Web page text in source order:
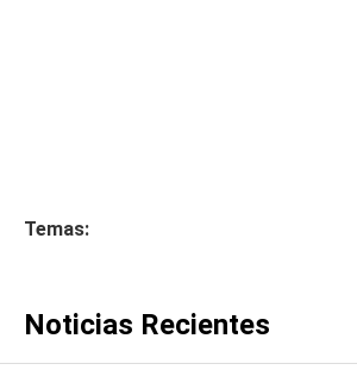
Temas:
Noticias Recientes